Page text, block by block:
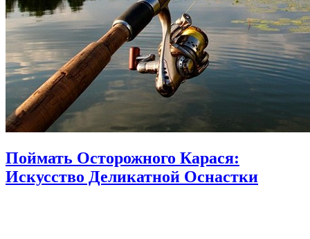
Поймать Осторожного Карася:
Искусство Деликатной Оснастки